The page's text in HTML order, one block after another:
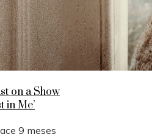
on a Show
in Me’
9 meses